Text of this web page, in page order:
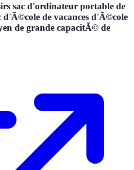
sac d'ordinateur portable de
d'Ã©cole de vacances d'Ã©cole
de grande capacitÃ© de